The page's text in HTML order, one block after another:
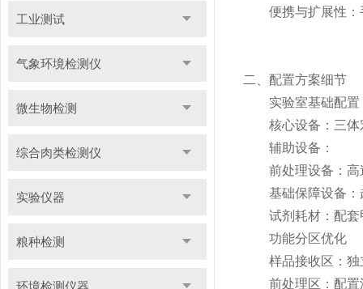
工业测试
气象环境检测仪
微生物检测
综合肉类检测仪
实验仪器
粮种检测
环境检测仪器
便携与扩展性：手
二、配置方案细节
实验室基础配置
核心设备：三体宏
辅助设备：
前处理设备：高速
基础保障设备：超
试剂耗材：配套甲
功能分区优化
样品接收区：独立
前处理区：配置涡